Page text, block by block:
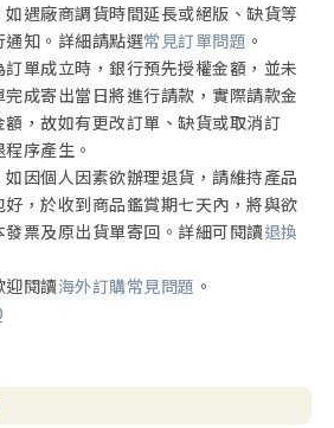
遇廠商調貨時間延長或絕版、缺貨等
知。詳細請點選常見訂單問題 。
單成立時，銀行預先授權金額，並未
成寄出當日將進行請款，實際請款金
，故如有更改訂單、缺貨或取消訂
序產生。
因個人因素欲辦理退貨，請維持產品
，於收到商品鑑賞期七天內，將與欲
票及原出貨單寄回。詳細可閱讀退換
迎閱讀海外訂購常見問題 。